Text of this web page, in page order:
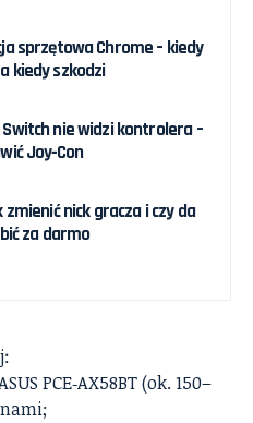
sprzętowa Chrome – kiedy
kiedy szkodzi
nie widzi kontrolera –
Joy‑Con
zmienić nick gracza i czy da
za darmo
PCE‑AX58BT (ok. 150–